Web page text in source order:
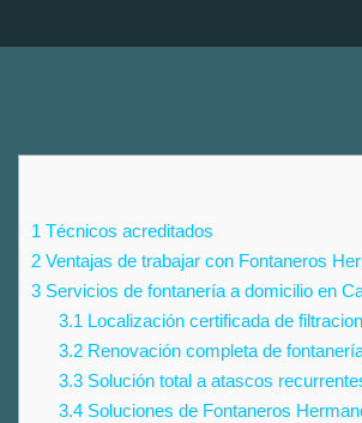
1 Técnicos acreditados
2 Ventajas de trabajar con Fontaneros
3 Servicios de fontanería a domicilio en
3.1 Localización certificada de
3.2Renovación completa de
3.3Solución total a atascos
3.4Soluciones de Fontaneros